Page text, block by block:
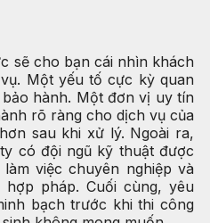
sẽ cho bạn cái nhìn khách
Một yếu tố cực kỳ quan
hành. Một đơn vị uy tín
rõ ràng cho dịch vụ của
sau khi xử lý. Ngoài ra,
có đội ngũ kỹ thuật được
việc chuyên nghiệp và
pháp. Cuối cùng, yêu
bạch trước khi thi công